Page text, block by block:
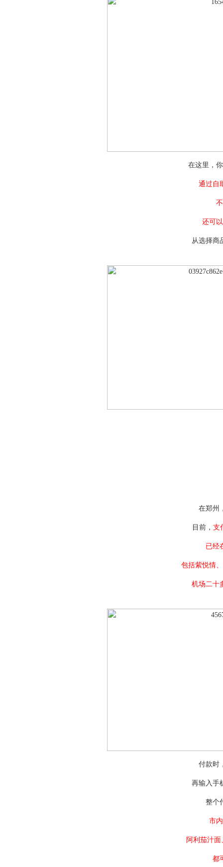
在这里，
通过自
还可
从选择商
在郑州
目前， 支
已经
包括紫悦情
机场二十
付款时
再输入手
整个
市
阿利茄汁
都